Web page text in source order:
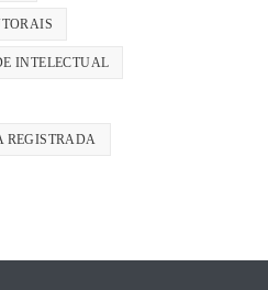
INTELECTUAL
REGISTRADA